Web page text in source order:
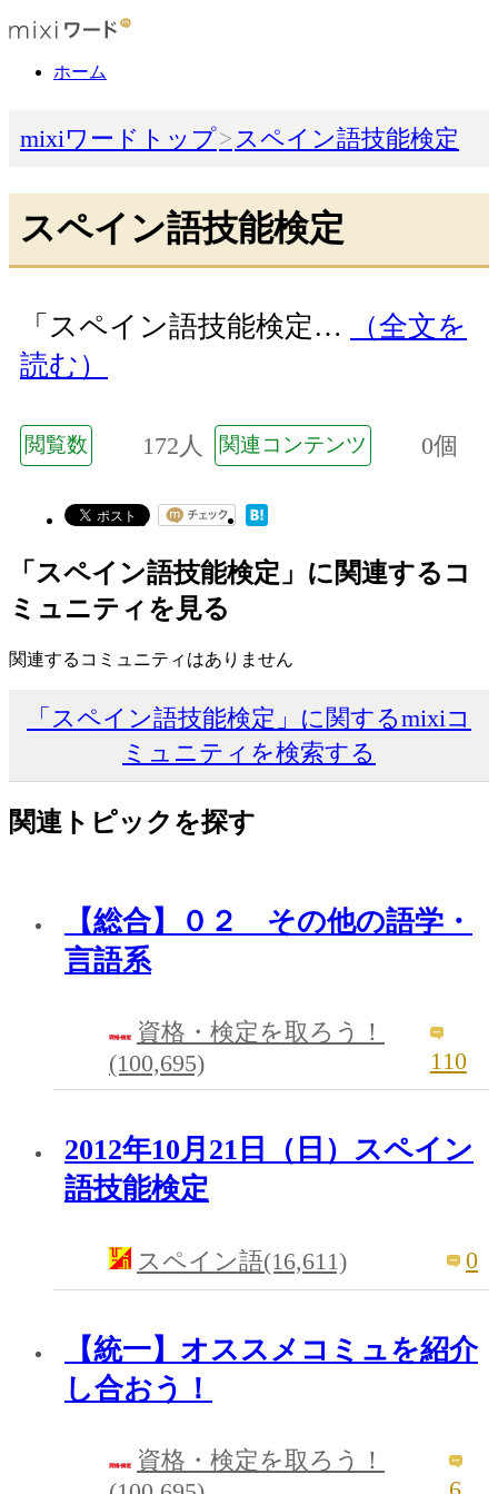
ホーム
mixiワードトップ スペイン語技能検定
スペイン語技能検定
「スペイン語技能検定…
（全文を
読む）
閲覧数 172人 関連コンテンツ 0個
「スペイン語技能検定」に関連するコ
ミュニティを見る
関連するコミュニティはありません
「スペイン語技能検定」に関するmixiコ
ミュニティを検索する
関連トピックを探す
【総合】０２ その他の語学・
言語系
資格・検定を取ろう！
(100,695)
110
2012年10月21日（日）スペイン
語技能検定
スペイン語(16,611) 0
【統一】オススメコミュを紹介
し合おう！
資格・検定を取ろう！